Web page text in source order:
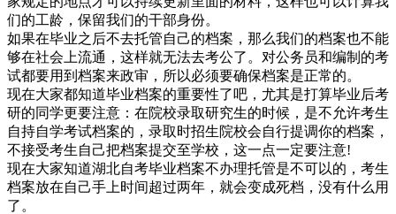
们的工龄，保留我们的干部身份。
如果在毕业之后不去托管自己的档案，那么我们的档案也不能
够在社会上流通，这样就无法去考公了。对公务员和编制的考
试都要用到档案来政审，所以必须要确保档案是正常的。
现在大家都知道毕业档案的重要性了吧，尤其是打算毕业后考
研的同学更要注意：在院校录取研究生的时候，是不允许考生
自持自学考试档案的，录取时招生院校会自行提调你的档案，
不接受考生自己把档案提交至学校，这一点一定要注意!
现在大家知道湖北自考毕业档案不办理托管是不可以的，考生
档案放在自己手上时间超过两年，就会变成死档，没有什么用
了。